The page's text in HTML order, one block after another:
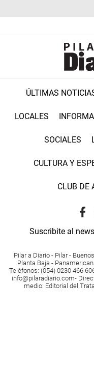
ÚLTIMAS
LOCALES
SOCIALES
CULTURA Y
CLUB DE
Suscribite al
Pilar a Diario - Pilar -
Planta Baja -
Teléfonos: (054) 0230 466
info@pilaradiario.com-
medio: Editorial del